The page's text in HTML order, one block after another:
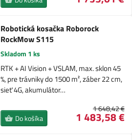
Robotická kosačka Roborock
RockMow S115
Skladom 1 ks
RTK + AI Vision + VSLAM, max. sklon 45
%, pre trávniky do 1500 m², záber 22 cm,
sieť 4G, akumulátor…
1 648,42 €
1 483,58 €
Do košíka